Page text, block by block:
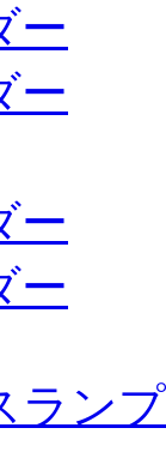
ー
ー
ー
ー
ランプ